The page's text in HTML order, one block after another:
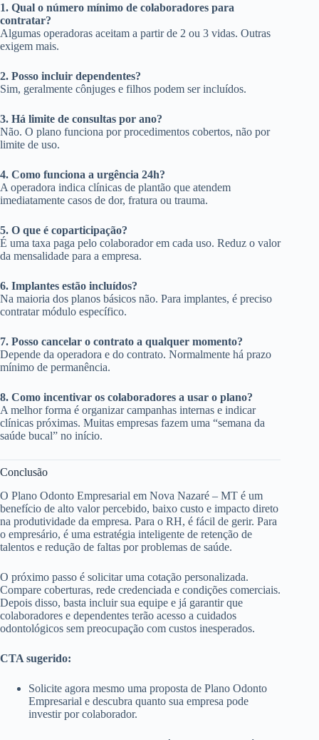
1. Qual o número mínimo de colaboradores para
contratar?
Algumas operadoras aceitam a partir de 2 ou 3 vidas. Outras
exigem mais.
2. Posso incluir dependentes?
Sim, geralmente cônjuges e filhos podem ser incluídos.
3. Há limite de consultas por ano?
Não. O plano funciona por procedimentos cobertos, não por
limite de uso.
4. Como funciona a urgência 24h?
A operadora indica clínicas de plantão que atendem
imediatamente casos de dor, fratura ou trauma.
5. O que é coparticipação?
É uma taxa paga pelo colaborador em cada uso. Reduz o valor
da mensalidade para a empresa.
6. Implantes estão incluídos?
Na maioria dos planos básicos não. Para implantes, é preciso
contratar módulo específico.
7. Posso cancelar o contrato a qualquer momento?
Depende da operadora e do contrato. Normalmente há prazo
mínimo de permanência.
8. Como incentivar os colaboradores a usar o plano?
A melhor forma é organizar campanhas internas e indicar
clínicas próximas. Muitas empresas fazem uma “semana da
saúde bucal” no início.
Conclusão
O Plano Odonto Empresarial em Nova Nazaré – MT é um
benefício de alto valor percebido, baixo custo e impacto direto
na produtividade da empresa. Para o RH, é fácil de gerir. Para
o empresário, é uma estratégia inteligente de retenção de
talentos e redução de faltas por problemas de saúde.
O próximo passo é solicitar uma cotação personalizada.
Compare coberturas, rede credenciada e condições comerciais.
Depois disso, basta incluir sua equipe e já garantir que
colaboradores e dependentes terão acesso a cuidados
odontológicos sem preocupação com custos inesperados.
CTA sugerido:
Solicite agora mesmo uma proposta de Plano Odonto
Empresarial e descubra quanto sua empresa pode
investir por colaborador.